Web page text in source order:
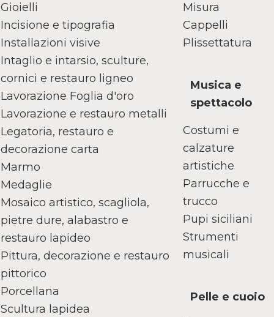
Gioielli
Incisione e tipografia
Installazioni visive
Intaglio e intarsio, sculture,
cornici e restauro ligneo
Lavorazione Foglia d'oro
Lavorazione e restauro metalli
Legatoria, restauro e
decorazione carta
Marmo
Medaglie
Mosaico artistico, scagliola,
pietre dure, alabastro e
restauro lapideo
Pittura, decorazione e restauro
pittorico
Porcellana
Scultura lapidea
Misura
Cappelli
Plissettatura
Musica e
spettacolo
Costumi e
calzature
artistiche
Parrucche e
trucco
Pupi siciliani
Strumenti
musicali
Pelle e cuoio